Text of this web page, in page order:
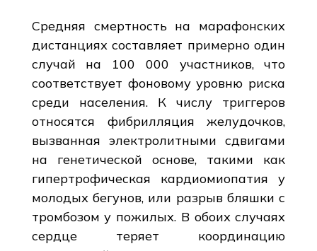
Средняя смертность на марафонских
дистанциях составляет примерно один
случай на 100 000 участников, что
соответствует фоновому уровню риска
среди населения. К числу триггеров
относятся фибрилляция желудочков,
вызванная электролитными сдвигами
на генетической основе, такими как
гипертрофическая кардиомиопатия у
молодых бегунов, или разрыв бляшки с
тромбозом у пожилых. В обоих случаях
сердце теряет координацию